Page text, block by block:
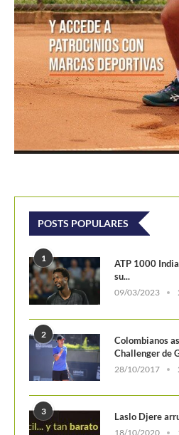
POSTS POPULARES
1
ATP 1000
su...
09/03/2023
2
Colombianos
Challenger de
28/10/2017
3 Laslo Djere
18/10/2020